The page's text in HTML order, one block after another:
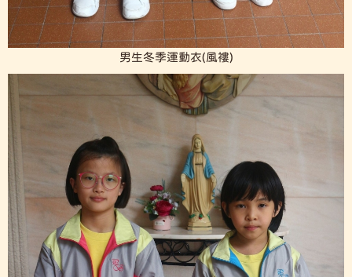
男生冬季運動衣(風褸)